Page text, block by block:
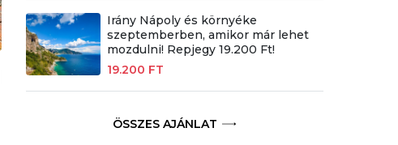
Irány Nápoly és környéke
szeptemberben, amikor már lehet
mozdulni! Repjegy 19.200 Ft!
19.200 FT
ÖSSZES AJÁNLAT